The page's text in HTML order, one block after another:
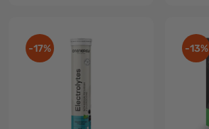
-17% -13%